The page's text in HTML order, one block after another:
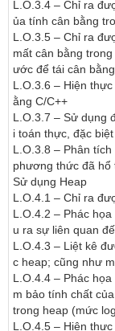
L.O.3.4 – Chỉ ra
ủa tính cân bằng
L.O.3.5 – Chỉ ra
mất cân bằng
ước để tái cân
L.O.3.6 – Hiện
ằng C/C++
L.O.3.7 – Sử dụng
i toán thực, đặc
L.O.3.8 – Phân
phương thức đã hổ
Sử dụng Heap
L.O.4.1 – Chỉ ra
L.O.4.2 – Phác
u ra sự liên quan
L.O.4.3 – Liệt kê
c heap; cũng như
L.O.4.4 – Phác
m bảo tính chất
trong heap (mức
L.O.4.5 – Hiện